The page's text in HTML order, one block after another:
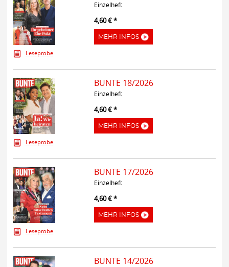
Leseprobe
Einzelheft
4,60 € *
MEHR INFOS
Leseprobe
BUNTE 18/2026
Einzelheft
4,60 € *
MEHR INFOS
Leseprobe
BUNTE 17/2026
Einzelheft
4,60 € *
MEHR INFOS
BUNTE 14/2026